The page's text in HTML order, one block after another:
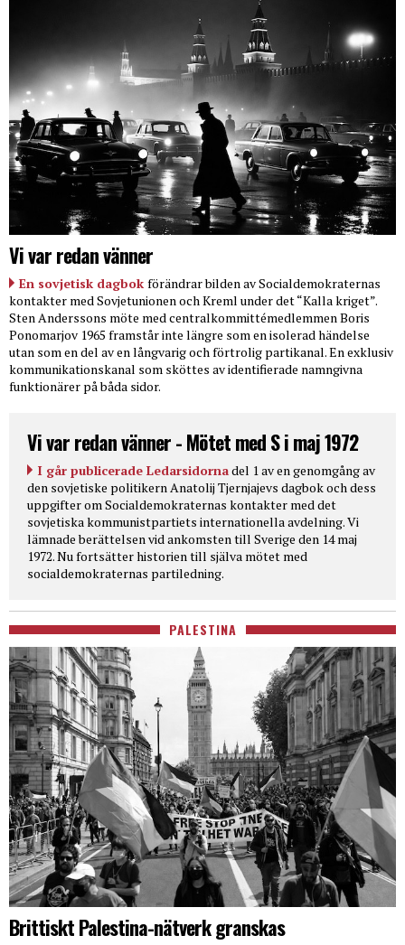
Vi var redan vänner
En sovjetisk dagbok förändrar bilden av Socialdemokraternas
kontakter med Sovjetunionen och Kreml under det “Kalla kriget”.
Sten Anderssons möte med centralkommittémedlemmen Boris
Ponomarjov 1965 framstår inte längre som en isolerad händelse
utan som en del av en långvarig och förtrolig partikanal. En exklusiv
kommunikationskanal som sköttes av identifierade namngivna
funktionärer på båda sidor.
Vi var redan vänner - Mötet med S i maj 1972
I går publicerade Ledarsidornadel 1 av en genomgång av
den sovjetiske politikern Anatolij Tjernjajevs dagbok och dess
uppgifter om Socialdemokraternas kontakter med det
sovjetiska kommunistpartiets internationella avdelning. Vi
lämnade berättelsen vid ankomsten till Sverige den 14 maj
1972. Nu fortsätter historien till själva mötet med
socialdemokraternas partiledning.
PALESTINA
Brittiskt Palestina-nätverk granskas